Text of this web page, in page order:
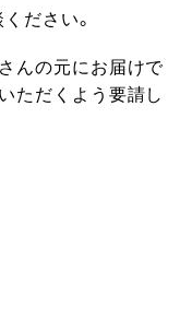
ださい。
んの元にお届けで
ただくよう要請し